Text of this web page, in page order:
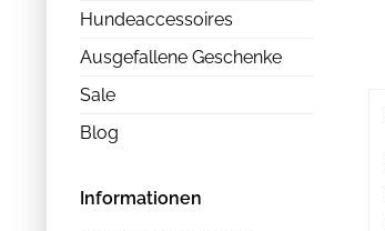
Hundeaccessoires
Ausgefallene Geschenke
Sale
Blog
Informationen